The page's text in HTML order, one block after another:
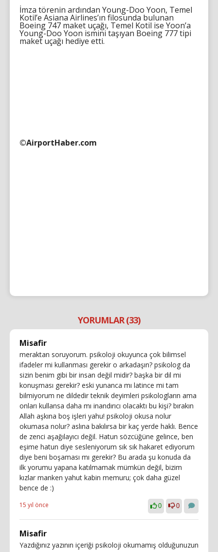
İmza törenin ardından Young-Doo Yoon, Temel
Kotil’e Asiana Airlines’ın filosunda bulunan
Boeing 747 maket uçağı, Temel Kotil ise Yoon’a
Young-Doo Yoon ismini taşıyan Boeing 777 tipi
maket uçağı hediye etti.
©AirportHaber.com
YORUMLAR (33)
Misafir
meraktan soruyorum. psikoloji okuyunca çok bilimsel
ifadeler mi kullanması gerekir o arkadaşın? psikolog da
sizin benim gibi bir insan değil midir? başka bir dil mi
konuşması gerekir? eski yunanca mı latince mi tam
bilmiyorum ne dildedir teknik deyimleri psikologların ama
onları kullansa daha mı inandırıcı olacaktı bu kişi? bırakın
Allah aşkına boş işleri yahu! psikoloji okusa nolur
okumasa nolur? aslına bakılırsa bir kaç yerde haklı. Bence
de zenci aşağılayıcı değil. Hatun sözcüğüne gelince, ben
eşime hatun diye sesleniyorum sık sık hakaret ediyorum
diye beni boşaması mı gerekir? Bu arada şu konuda da
ilk yorumu yapana katılmamak mümkün değil, bizim
kızlar manken yahut kabin memuru; çok daha güzel
bence de :)
15 yıl önce 0 0
Misafir
Yazdığınız yazının içeriği psikoloji okumamış olduğunuzun